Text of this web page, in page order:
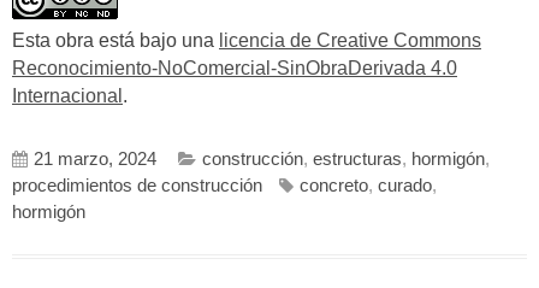
Esta obra está bajo una licencia de Creative Commons
Reconocimiento-NoComercial-SinObraDerivada 4.0
Internacional .
21 marzo, 2024 construcción, estructuras, hormigón,
procedimientos de construcción
concreto, curado,
hormigón